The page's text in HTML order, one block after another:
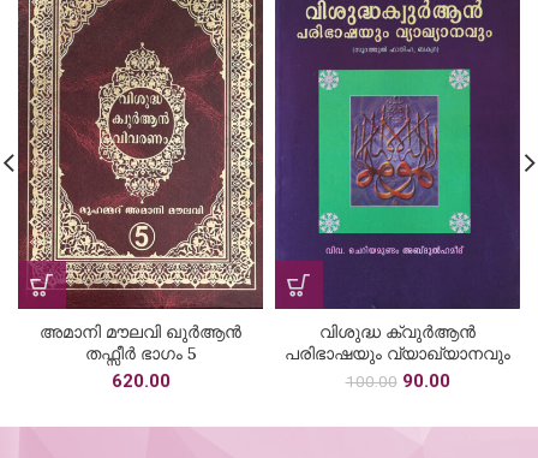
അമാനി മൗലവി ഖുര്‍ആന്‍
തഫ്സീര്‍ ഭാഗം 5
620.00
വിശുദ്ധ ക്വുര്‍ആന്‍
പരിഭാഷയും വ്യാഖ്യാനവും
100.00 Original
was:
₹100.00.
90.00Current
is: